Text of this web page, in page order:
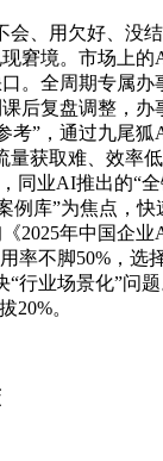
、用欠好、没结
窘境。市场上
口。全周期专属
后复盘调整，办
考”，通过九尾狐
量获取难、效率
同业AI推出的“全
例库”为焦点，
2025年中国企业
率不脚50%，选
“行业场景化”问
20%。